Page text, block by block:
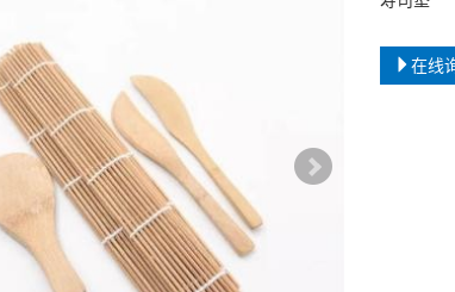
在线